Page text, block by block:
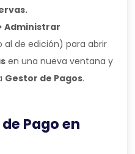
Administrar
al de edición) para abrir
en una nueva ventana y
Gestor de Pagos.
Pago en